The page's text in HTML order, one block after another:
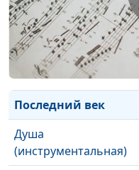
Слишком много
несказанных слов
Дети Лаодикии
Последний век
Душа
(инструментальная)